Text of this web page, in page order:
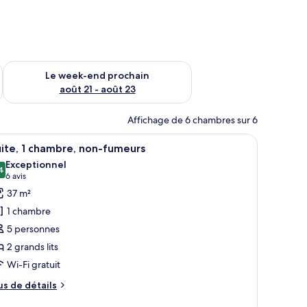
août 14 - août 16
Le week-end prochain
août 21 - août 23
Vérifier la disponibilité pour le week-end prochain août 21 -
Affichage de 6 chambres sur 6
petite table de nuit et une fenêtre avec des stores.
bureau, une lampe et une fenêtre avec des stores.
:
Une chambre d’hôtel avec deux lits, un
11 1 chambre, non-fumeurs
sur 10
Exceptionnel
6 avis
(6 avis)
37 m²
1 chambre
5 personnes
2 grands lits
Wi-Fi gratuit
de détails